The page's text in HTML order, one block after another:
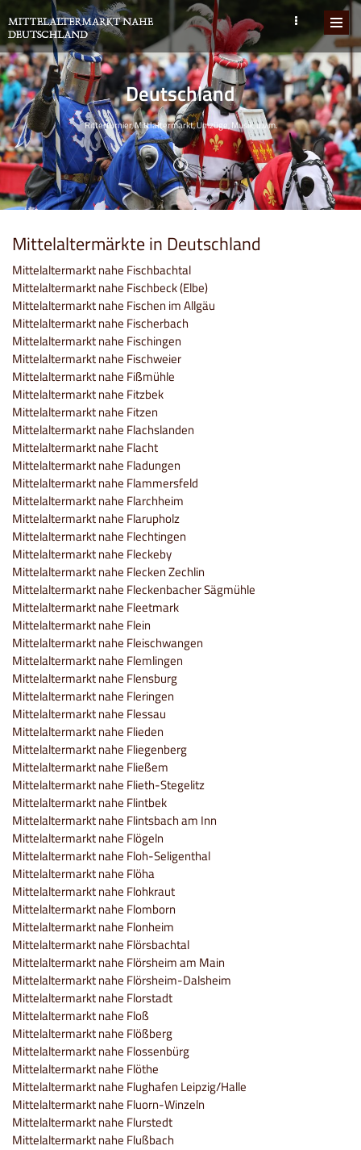
Deutschland
Ritterturnier, Mittlaltermarkt, Umzüge, Musik, u.v.m.
Mittelaltermärkte in Deutschland
Mittelaltermarkt nahe Fischbachtal
Mittelaltermarkt nahe Fischbeck (Elbe)
Mittelaltermarkt nahe Fischen im Allgäu
Mittelaltermarkt nahe Fischerbach
Mittelaltermarkt nahe Fischingen
Mittelaltermarkt nahe Fischweier
Mittelaltermarkt nahe Fißmühle
Mittelaltermarkt nahe Fitzbek
Mittelaltermarkt nahe Fitzen
Mittelaltermarkt nahe Flachslanden
Mittelaltermarkt nahe Flacht
Mittelaltermarkt nahe Fladungen
Mittelaltermarkt nahe Flammersfeld
Mittelaltermarkt nahe Flarchheim
Mittelaltermarkt nahe Flarupholz
Mittelaltermarkt nahe Flechtingen
Mittelaltermarkt nahe Fleckeby
Mittelaltermarkt nahe Flecken Zechlin
Mittelaltermarkt nahe Fleckenbacher Sägmühle
Mittelaltermarkt nahe Fleetmark
Mittelaltermarkt nahe Flein
Mittelaltermarkt nahe Fleischwangen
Mittelaltermarkt nahe Flemlingen
Mittelaltermarkt nahe Flensburg
Mittelaltermarkt nahe Fleringen
Mittelaltermarkt nahe Flessau
Mittelaltermarkt nahe Flieden
Mittelaltermarkt nahe Fliegenberg
Mittelaltermarkt nahe Fließem
Mittelaltermarkt nahe Flieth-Stegelitz
Mittelaltermarkt nahe Flintbek
Mittelaltermarkt nahe Flintsbach am Inn
Mittelaltermarkt nahe Flögeln
Mittelaltermarkt nahe Floh-Seligenthal
Mittelaltermarkt nahe Flöha
Mittelaltermarkt nahe Flohkraut
Mittelaltermarkt nahe Flomborn
Mittelaltermarkt nahe Flonheim
Mittelaltermarkt nahe Flörsbachtal
Mittelaltermarkt nahe Flörsheim am Main
Mittelaltermarkt nahe Flörsheim-Dalsheim
Mittelaltermarkt nahe Florstadt
Mittelaltermarkt nahe Floß
Mittelaltermarkt nahe Flößberg
Mittelaltermarkt nahe Flossenbürg
Mittelaltermarkt nahe Flöthe
Mittelaltermarkt nahe Flughafen Leipzig/Halle
Mittelaltermarkt nahe Fluorn-Winzeln
Mittelaltermarkt nahe Flurstedt
Mittelaltermarkt nahe Flußbach